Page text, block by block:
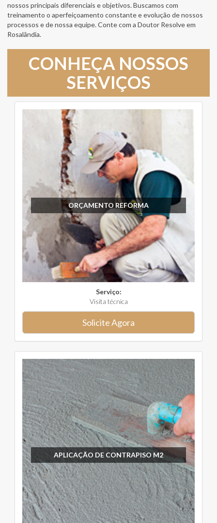
nossos principais diferenciais e objetivos. Buscamos com
treinamento o aperfeiçoamento constante e evolução de nossos
processos e de nossa equipe. Conte com a Doutor Resolve em
Rosalândia.
CONHEÇA NOSSOS
SERVIÇOS
ORÇAMENTO REFORMA
Serviço:
Visita técnica
Solicite Agora
APLICAÇÃO DE CONTRAPISO M2